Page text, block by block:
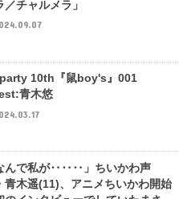
／チャルメラ」
10th『鼠boy's』001
青木悠
んで私が‥‥‥」ちいかわ声
青木遥(11)、アニメちいかわ開始